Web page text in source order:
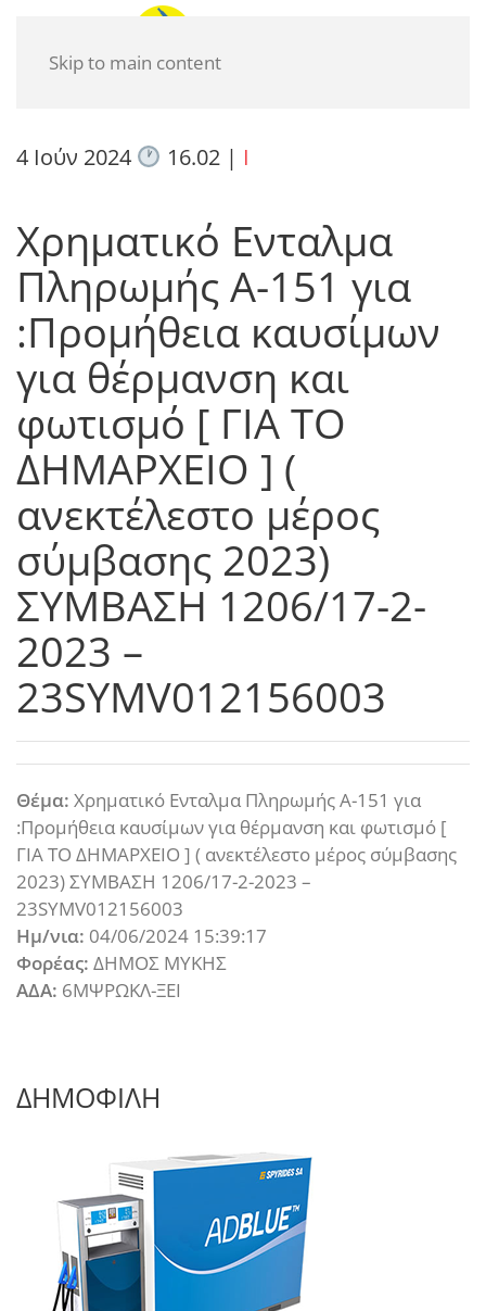
Skip to main content
4 Ιούν 2024 16.02| I
Χρηματικό Ενταλμα
Πληρωμής Α-151 για
:Προμήθεια καυσίμων
για θέρμανση και
φωτισμό [ ΓΙΑ ΤΟ
ΔΗΜΑΡΧΕΙΟ ] (
ανεκτέλεστο μέρος
σύμβασης 2023)
ΣΥΜΒΑΣΗ 1206/17-2-
2023 –
23SYMV012156003
Θέμα: Χρηματικό Ενταλμα Πληρωμής Α-151 για
:Προμήθεια καυσίμων για θέρμανση και φωτισμό [
ΓΙΑ ΤΟ ΔΗΜΑΡΧΕΙΟ ] ( ανεκτέλεστο μέρος σύμβασης
2023) ΣΥΜΒΑΣΗ 1206/17-2-2023 –
23SYMV012156003
Ημ/νια: 04/06/2024 15:39:17
Φορέας: ΔΗΜΟΣ ΜΥΚΗΣ
ΑΔΑ: 6ΜΨΡΩΚΛ-ΞΕΙ
ΔΗΜΟΦΙΛΗ